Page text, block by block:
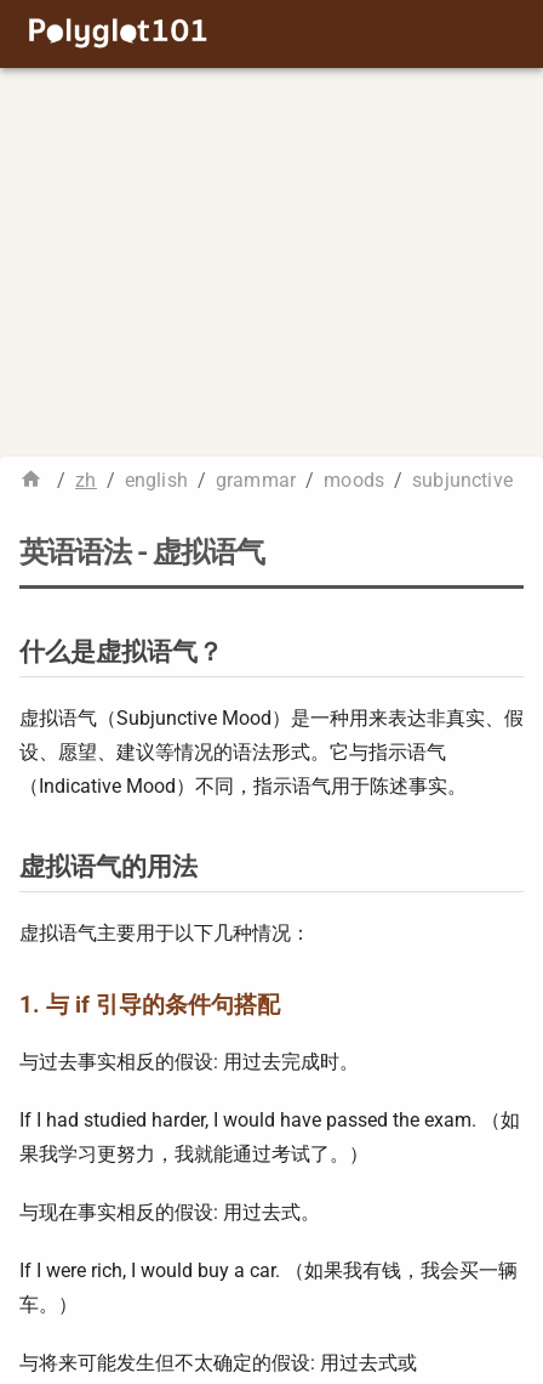
/ zh / english / grammar / moods / subjunctive
英语语法 - 虚拟语气
什么是虚拟语气？
虚拟语气（Subjunctive Mood）是一种用来表达非真实、假
设、愿望、建议等情况的语法形式。它与指示语气
（Indicative Mood）不同，指示语气用于陈述事实。
虚拟语气的用法
虚拟语气主要用于以下几种情况：
1. 与 if 引导的条件句搭配
与过去事实相反的假设: 用过去完成时。
If I had studied harder, I would have passed the exam. （如
果我学习更努力，我就能通过考试了。）
与现在事实相反的假设: 用过去式。
If I were rich, I would buy a car. （如果我有钱，我会买一辆
车。）
与将来可能发生但不太确定的假设: 用过去式或